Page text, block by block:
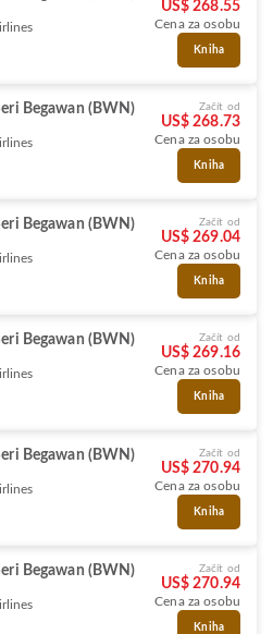
US$ 268.55
Cena za osobu
Kniha
Begawan (BWN) Začít od
US$ 268.73
Cena za osobu
Kniha
Begawan (BWN) Začít od
US$ 269.04
Cena za osobu
Kniha
Begawan (BWN) Začít od
US$ 269.16
Cena za osobu
Kniha
Begawan (BWN) Začít od
US$ 270.94
Cena za osobu
Kniha
Begawan (BWN) Začít od
US$ 270.94
Cena za osobu
Kniha